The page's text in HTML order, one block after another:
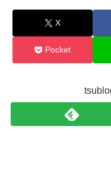
X
Pocket